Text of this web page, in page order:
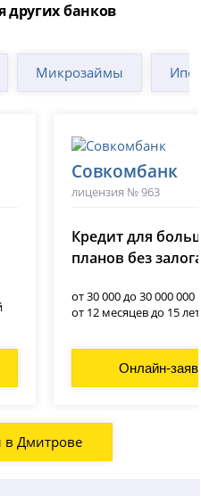
других банков
Микрозаймы
Совкомбанк
лицензия № 963
Кредит для
планов без
от 30 000 до 30 000 000
от 12 месяцев до 15 лет
Онлайн-
в Дмитрове